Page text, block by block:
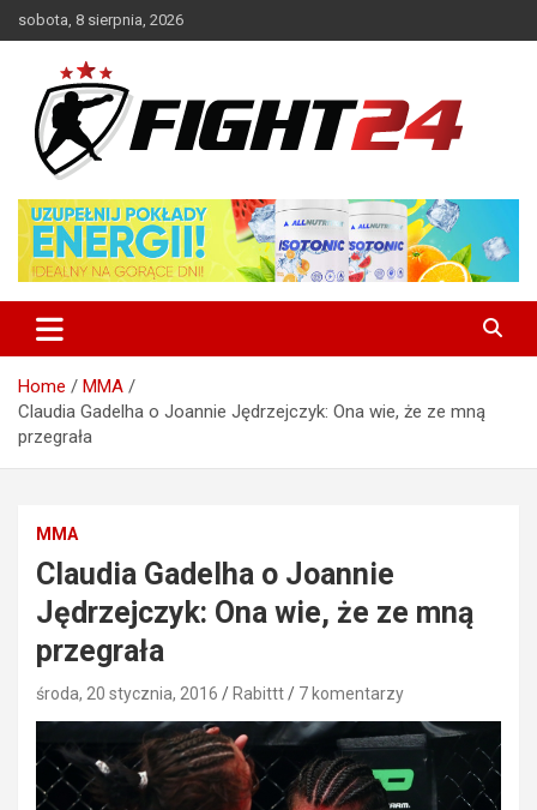
to
sobota, 8 sierpnia, 2026
FIGHT24.PL – MMA i K-1, UFC
Home
MMA
Claudia Gadelha o Joannie Jędrzejczyk: Ona wie, że ze mną
przegrała
MMA
Claudia Gadelha o Joannie
Jędrzejczyk: Ona wie, że ze mną
przegrała
środa, 20 stycznia, 2016 Rabittt 7 komentarzy